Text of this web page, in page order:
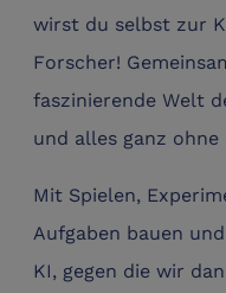
wirst du selbst zur
Forscher!
faszinierende Welt
und alles ganz
Mit Spielen,
Aufgaben bauen
KI, gegen die wir